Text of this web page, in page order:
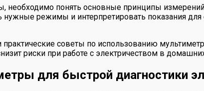
понять основные принципы
нужные режимы и интерпретировать показания
советы по использованию
риски при работе с электричеством в
для быстрой диагностики